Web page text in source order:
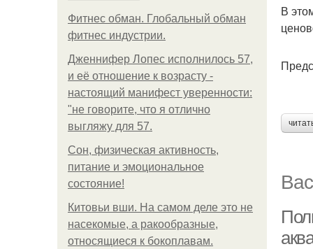
Фитнес обман. Глобальный обман
фитнес индустрии.
Дженнифер Лопес исполнилось 57,
и её отношение к возрасту -
настоящий манифест уверенности:
"не говорите, что я отлично
выгляжу для 57.
Сон, физическая активность,
питание и эмоциональное
состояние!
Китовьи вши. На самом деле это не
насекомые, а ракообразные,
относящиеся к бокоплавам.
В